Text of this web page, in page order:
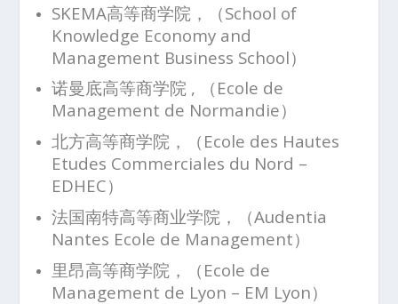
SKEMA高等商学院，（School of
Knowledge Economy and
Management Business School）
诺曼底高等商学院 , （Ecole de
Management de Normandie）
北方高等商学院，（Ecole des Hautes
Etudes Commerciales du Nord –
EDHEC）
法国南特高等商业学院，（Audentia
Nantes Ecole de Management）
里昂高等商学院，（Ecole de
Management de Lyon – EM Lyon）